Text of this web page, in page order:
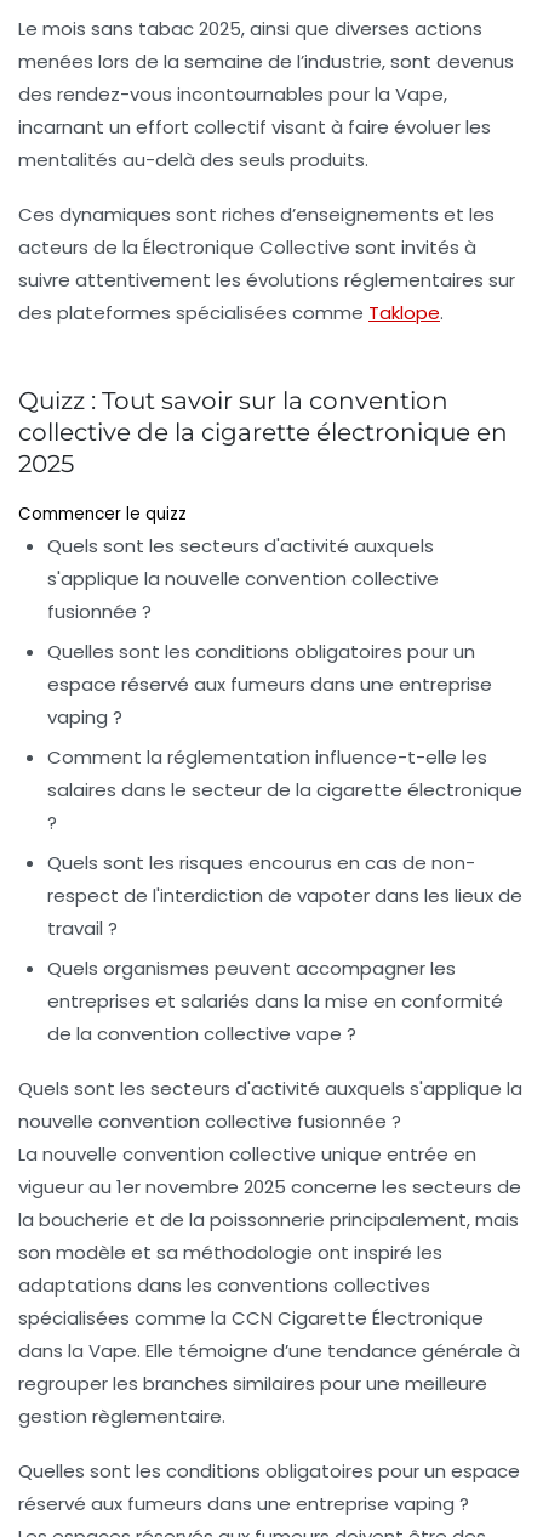
Le mois sans tabac 2025, ainsi que diverses actions
menées lors de la semaine de l’industrie, sont devenus
des rendez-vous incontournables pour la Vape,
incarnant un effort collectif visant à faire évoluer les
mentalités au-delà des seuls produits.
Ces dynamiques sont riches d’enseignements et les
acteurs de la Électronique Collective sont invités à
suivre attentivement les évolutions réglementaires sur
des plateformes spécialisées comme Taklope.
Quizz : Tout savoir sur la convention
collective de la cigarette électronique en
2025
Commencer le quizz
Quels sont les secteurs d'activité auxquels
s'applique la nouvelle convention collective
fusionnée ?
Quelles sont les conditions obligatoires pour un
espace réservé aux fumeurs dans une entreprise
vaping ?
Comment la réglementation influence-t-elle les
salaires dans le secteur de la cigarette électronique
?
Quels sont les risques encourus en cas de non-
respect de l'interdiction de vapoter dans les lieux de
travail ?
Quels organismes peuvent accompagner les
entreprises et salariés dans la mise en conformité
de la convention collective vape ?
Quels sont les secteurs d'activité auxquels s'applique la
nouvelle convention collective fusionnée ?
La nouvelle convention collective unique entrée en
vigueur au 1er novembre 2025 concerne les secteurs de
la boucherie et de la poissonnerie principalement, mais
son modèle et sa méthodologie ont inspiré les
adaptations dans les conventions collectives
spécialisées comme la CCN Cigarette Électronique
dans la Vape. Elle témoigne d’une tendance générale à
regrouper les branches similaires pour une meilleure
gestion règlementaire.
Quelles sont les conditions obligatoires pour un espace
réservé aux fumeurs dans une entreprise vaping ?